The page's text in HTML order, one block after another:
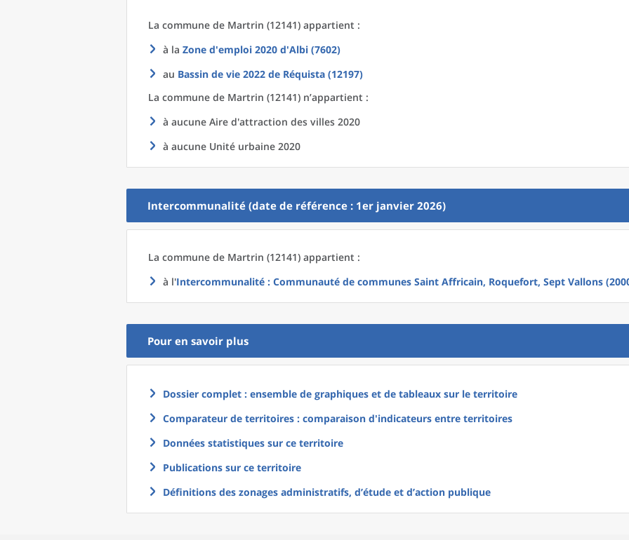
La commune de Martrin (12141) appartient :
à la Zone d'emploi 2020 d'Albi (7602)
au Bassin de vie 2022 de Réquista (12197)
La commune de Martrin (12141) n’appartient :
à aucune Aire d'attraction des villes 2020
à aucune Unité urbaine 2020
Intercommunalité (date de référence : 1er janvier 2026)
La commune de Martrin (12141) appartient :
à l'Intercommunalité : Communauté de communes Saint Affricain, Roquefort, Sept Vallons
Pour en savoir plus
Dossier complet : ensemble de graphiques et de tableaux sur le territoire
Comparateur de territoires : comparaison d'indicateurs entre territoires
Données statistiques sur ce territoire
Publications sur ce territoire
Définitions des zonages administratifs, d’étude et d’action publique